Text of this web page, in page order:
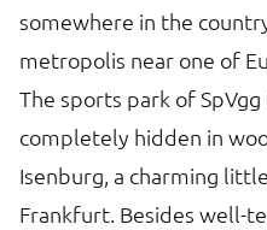
somewhere in the
metropolis near one of
The sports park of
completely hidden in
Isenburg, a charming
Frankfurt. Besides well-